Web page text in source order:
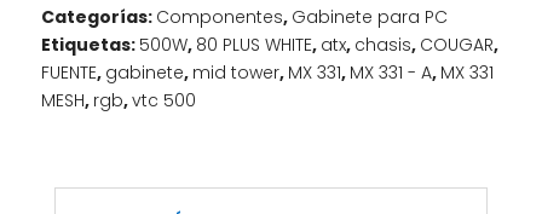
Categorías: Componentes, Gabinete para PC
Etiquetas: 500W, 80 PLUS WHITE, atx, chasis, COUGAR,
FUENTE, gabinete, mid tower, MX 331, MX 331 - A, MX 331
MESH, rgb,vtc 500